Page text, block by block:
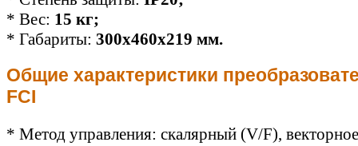
* Вес: 15 кг;
* Габариты: 300х460х219 мм.
Общие характеристики
FCI
* Метод управления: скалярный (V/F),